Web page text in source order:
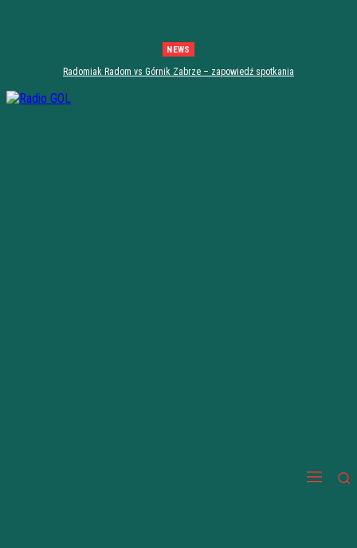
NEWS
Radomiak Radom vs Górnik Zabrze – zapowiedź spotkania